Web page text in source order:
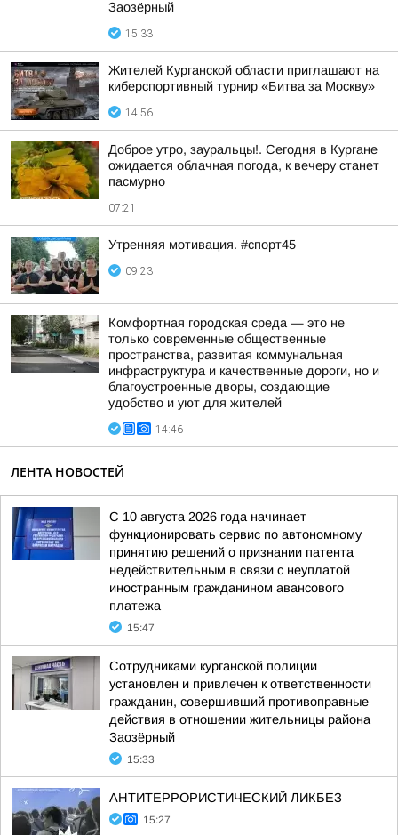
Заозёрный
15:33
Жителей Курганской области приглашают на
киберспортивный турнир «Битва за Москву»
14:56
Доброе утро, зауральцы!. Сегодня в Кургане
ожидается облачная погода, к вечеру станет
пасмурно
07:21
Утренняя мотивация. #спорт45
09:23
Комфортная городская среда — это не
только современные общественные
пространства, развитая коммунальная
инфраструктура и качественные дороги, но и
благоустроенные дворы, создающие
удобство и уют для жителей
14:46
ЛЕНТА НОВОСТЕЙ
С 10 августа 2026 года начинает
функционировать сервис по автономному
принятию решений о признании патента
недействительным в связи с неуплатой
иностранным гражданином авансового
платежа
15:47
Сотрудниками курганской полиции
установлен и привлечен к ответственности
гражданин, совершивший противоправные
действия в отношении жительницы района
Заозёрный
15:33
АНТИТЕРРОРИСТИЧЕСКИЙ ЛИКБЕЗ
15:27